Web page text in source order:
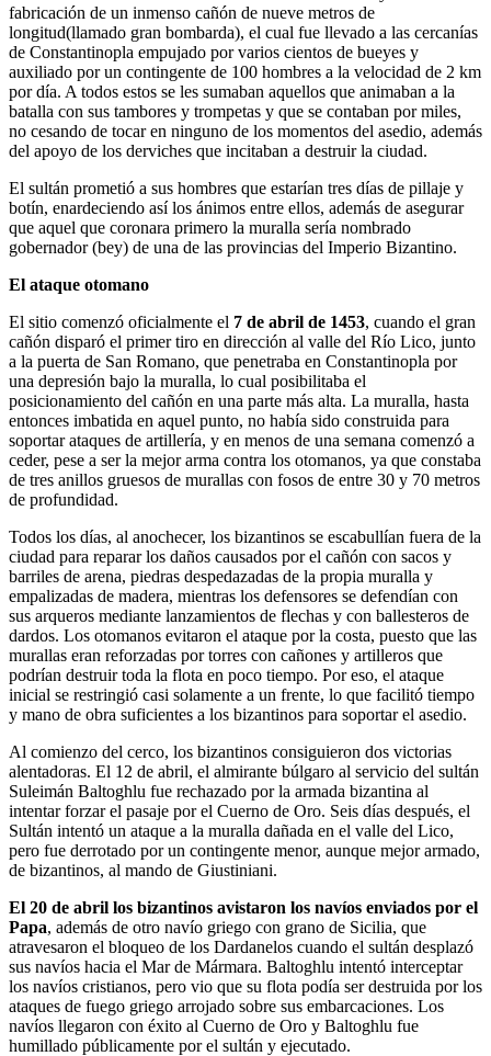
fabricación de un inmenso cañón de nueve metros de
longitud(llamado gran bombarda), el cual fue llevado a las cercanías
de Constantinopla empujado por varios cientos de bueyes y
auxiliado por un contingente de 100 hombres a la velocidad de 2 km
por día. A todos estos se les sumaban aquellos que animaban a la
batalla con sus tambores y trompetas y que se contaban por miles,
no cesando de tocar en ninguno de los momentos del asedio, además
del apoyo de los derviches que incitaban a destruir la ciudad.
El sultán prometió a sus hombres que estarían tres días de pillaje y
botín, enardeciendo así los ánimos entre ellos, además de asegurar
que aquel que coronara primero la muralla sería nombrado
gobernador (bey) de una de las provincias del Imperio Bizantino.
El ataque otomano
El sitio comenzó oficialmente el 7 de abril de 1453, cuando el gran
cañón disparó el primer tiro en dirección al valle del Río Lico, junto
a la puerta de San Romano, que penetraba en Constantinopla por
una depresión bajo la muralla, lo cual posibilitaba el
posicionamiento del cañón en una parte más alta. La muralla, hasta
entonces imbatida en aquel punto, no había sido construida para
soportar ataques de artillería, y en menos de una semana comenzó a
ceder, pese a ser la mejor arma contra los otomanos, ya que constaba
de tres anillos gruesos de murallas con fosos de entre 30 y 70 metros
de profundidad.
Todos los días, al anochecer, los bizantinos se escabullían fuera de la
ciudad para reparar los daños causados por el cañón con sacos y
barriles de arena, piedras despedazadas de la propia muralla y
empalizadas de madera, mientras los defensores se defendían con
sus arqueros mediante lanzamientos de flechas y con ballesteros de
dardos. Los otomanos evitaron el ataque por la costa, puesto que las
murallas eran reforzadas por torres con cañones y artilleros que
podrían destruir toda la flota en poco tiempo. Por eso, el ataque
inicial se restringió casi solamente a un frente, lo que facilitó tiempo
y mano de obra suficientes a los bizantinos para soportar el asedio.
Al comienzo del cerco, los bizantinos consiguieron dos victorias
alentadoras. El 12 de abril, el almirante búlgaro al servicio del sultán
Suleimán Baltoghlu fue rechazado por la armada bizantina al
intentar forzar el pasaje por el Cuerno de Oro. Seis días después, el
Sultán intentó un ataque a la muralla dañada en el valle del Lico,
pero fue derrotado por un contingente menor, aunque mejor armado,
de bizantinos, al mando de Giustiniani.
El 20 de abril los bizantinos avistaron los navíos enviados por el
Papa, además de otro navío griego con grano de Sicilia, que
atravesaron el bloqueo de los Dardanelos cuando el sultán desplazó
sus navíos hacia el Mar de Mármara. Baltoghlu intentó interceptar
los navíos cristianos, pero vio que su flota podía ser destruida por los
ataques de fuego griego arrojado sobre sus embarcaciones. Los
navíos llegaron con éxito al Cuerno de Oro y Baltoghlu fue
humillado públicamente por el sultán y ejecutado.